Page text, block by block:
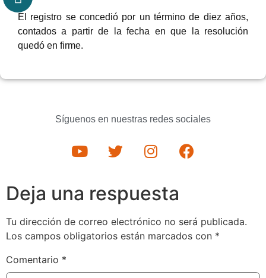
El registro se concedió por un término de diez años,
contados a partir de la fecha en que la resolución
quedó en firme.
Síguenos en nuestras redes sociales
Deja una respuesta
Tu dirección de correo electrónico no será publicada.
Los campos obligatorios están marcados con *
Comentario *